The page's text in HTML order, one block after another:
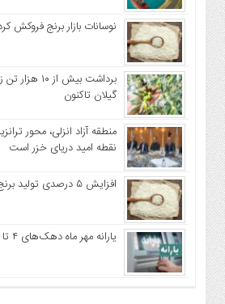
نوسانات بازار برنج فروکش
برداشت بیش از
گیلان تاکنون
منطقه آزاد انزلی، محور
نقطه امید دریای خزر است
افزایش ۵ درصدی تولید برنج سفید در گیلان
یارانه مهر ماه دهک‌های ۴ تا ۹ واریز شد